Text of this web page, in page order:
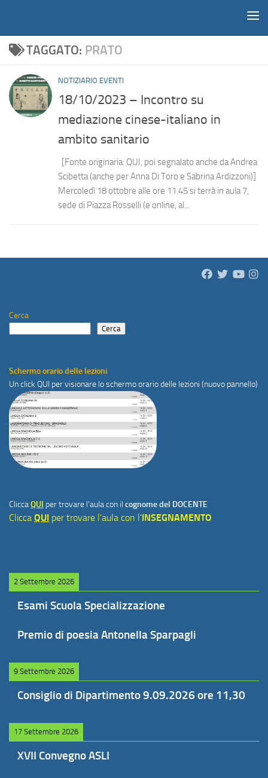
TAGGATO: PRATO
NOTIZIARIO EVENTI
18/10/2023 – Incontro su
mediazione cinese-italiano in
ambito sanitario
[Fonte originaria: QUI, poi segnalato anche da Andrea
Scibetta (anche per Anna Di Toro e Sabrina Ardizzoni)]
Mercoledì 18 ottobre alle ore 11.45 si terrà in aula 7,
sede di Piazza Rosselli (e online, al...
Cerca
Cerca
Schermo orario delle lezioni
Un click QUI per visionare lo schermo orario delle lezioni (nuovo pannello)
CliccaQUI per trovare l'aula con il cognome del DOCENTE
Clicca QUI per trovare l'aula con l'INSEGNAMENTO
2 Settembre 2026
Esami Scuola Specializzazione
Premio di poesia Antonella Sparpagli
9 Settembre 2026
Consiglio di Dipartimento 9.09.2026 ore 11,30
17 Settembre 2026
XVII Convegno ASLI